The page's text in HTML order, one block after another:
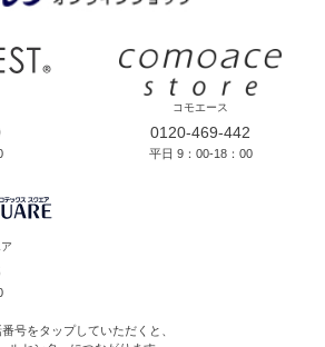
コモエース
0120-469-442
平日 9：00-18：00
番号をタップしていただくと、